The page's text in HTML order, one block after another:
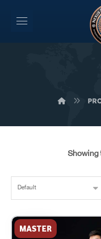
Showing
MASTER